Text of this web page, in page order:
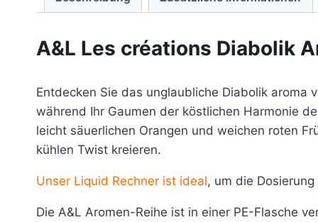
A&L Les créations Diabolik
Entdecken Sie das unglaubliche Diabolik aroma
während Ihr Gaumen der köstlichen Harmonie
leicht säuerlichen Orangen und weichen roten
kühlen Twist kreieren.
Unser Liquid Rechner ist ideal, um die
Die A&L Aromen-Reihe ist in einer PE-Flasche